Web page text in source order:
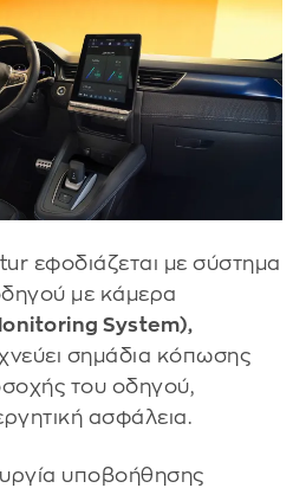
εφοδιάζεται με σύστημα
με κάμερα
System),
σημάδια κόπωσης
του οδηγού,
ασφάλεια.
υποβοήθησης